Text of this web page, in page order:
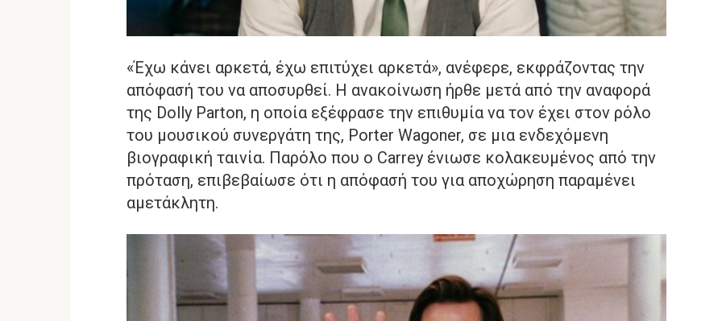
«Έχω κάνει αρκετά, έχω επιτύχει αρκετά», ανέφερε, εκφράζοντας την
απόφασή του να αποσυρθεί. Η ανακοίνωση ήρθε μετά από την αναφορά
της Dolly Parton, η οποία εξέφρασε την επιθυμία να τον έχει στον ρόλο
του μουσικού συνεργάτη της, Porter Wagoner, σε μια ενδεχόμενη
βιογραφική ταινία. Παρόλο που ο Carrey ένιωσε κολακευμένος από την
πρόταση, επιβεβαίωσε ότι η απόφασή του για αποχώρηση παραμένει
αμετάκλητη.